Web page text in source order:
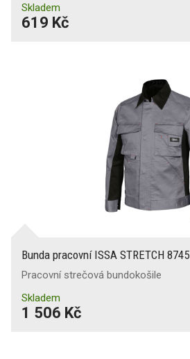
Skladem
619 Kč
Bunda pracovní ISSA STRETCH 8745
Pracovní strečová bundokošile
Skladem
1 506 Kč